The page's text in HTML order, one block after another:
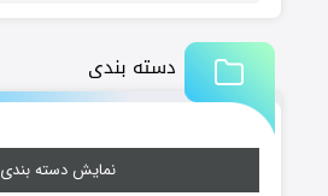
دسته بندی
نمایش دسته بندی